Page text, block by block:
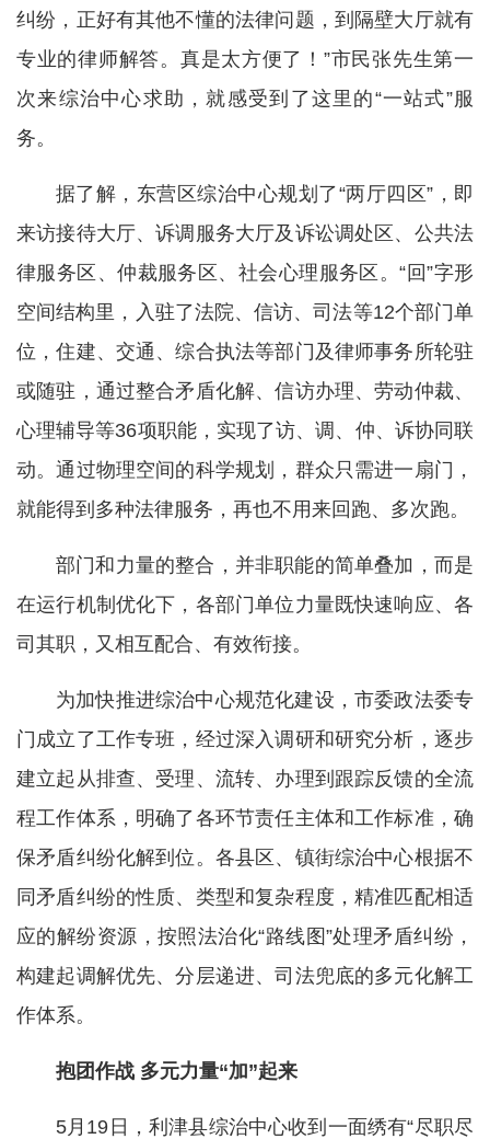
纠纷，正好有其他不懂的法律问题，到隔壁大厅就有
专业的律师解答。真是太方便了！”市民张先生第一
次来综治中心求助，就感受到了这里的“一站式”服
务。
据了解，东营区综治中心规划了“两厅四区”，即
来访接待大厅、诉调服务大厅及诉讼调处区、公共法
律服务区、仲裁服务区、社会心理服务区。“回”字形
空间结构里，入驻了法院、信访、司法等12个部门单
位，住建、交通、综合执法等部门及律师事务所轮驻
或随驻，通过整合矛盾化解、信访办理、劳动仲裁、
心理辅导等36项职能，实现了访、调、仲、诉协同联
动。通过物理空间的科学规划，群众只需进一扇门，
就能得到多种法律服务，再也不用来回跑、多次跑。
部门和力量的整合，并非职能的简单叠加，而是
在运行机制优化下，各部门单位力量既快速响应、各
司其职，又相互配合、有效衔接。
为加快推进综治中心规范化建设，市委政法委专
门成立了工作专班，经过深入调研和研究分析，逐步
建立起从排查、受理、流转、办理到跟踪反馈的全流
程工作体系，明确了各环节责任主体和工作标准，确
保矛盾纠纷化解到位。各县区、镇街综治中心根据不
同矛盾纠纷的性质、类型和复杂程度，精准匹配相适
应的解纷资源，按照法治化“路线图”处理矛盾纠纷，
构建起调解优先、分层递进、司法兜底的多元化解工
作体系。
抱团作战 多元力量“加”起来
5月19日，利津县综治中心收到一面绣有“尽职尽